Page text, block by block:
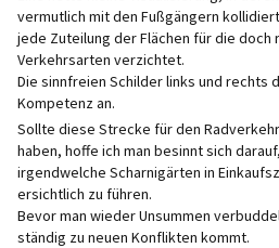
vermutlich mit den Fußgängern
jede Zuteilung der Flächen für die
Verkehrsarten verzichtet.
Die sinnfreien Schilder links und rechts
Kompetenz an.
Sollte diese Strecke für den
haben, hoffe ich man besinnt sich
irgendwelche Scharnigärten in
ersichtlich zu führen.
Bevor man wieder Unsummen
ständig zu neuen Konflikten kommt.